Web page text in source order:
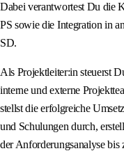
Dabei verantwortest Du die
PS sowie die Integration in
SD.
Als Projektleiter:in steuerst
interne und externe
stellst die erfolgreiche
und Schulungen durch,
der Anforderungsanalyse